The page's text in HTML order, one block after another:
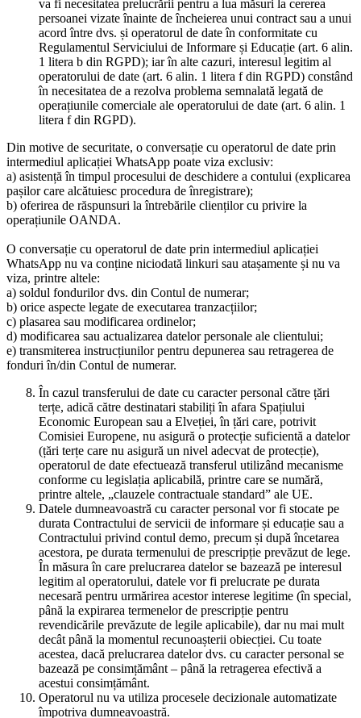
va fi necesitatea prelucrării pentru a lua măsuri la cererea
persoanei vizate înainte de încheierea unui contract sau a unui
acord între dvs. și operatorul de date în conformitate cu
Regulamentul Serviciului de Informare și Educație (art. 6 alin.
1 litera b din RGPD); iar în alte cazuri, interesul legitim al
operatorului de date (art. 6 alin. 1 litera f din RGPD) constând
în necesitatea de a rezolva problema semnalată legată de
operațiunile comerciale ale operatorului de date (art. 6 alin. 1
litera f din RGPD).
Din motive de securitate, o conversație cu operatorul de date prin
intermediul aplicației WhatsApp poate viza exclusiv:
a) asistență în timpul procesului de deschidere a contului (explicarea
pașilor care alcătuiesc procedura de înregistrare);
b) oferirea de răspunsuri la întrebările clienților cu privire la
operațiunile OANDA.
O conversație cu operatorul de date prin intermediul aplicației
WhatsApp nu va conține niciodată linkuri sau atașamente și nu va
viza, printre altele:
a) soldul fondurilor dvs. din Contul de numerar;
b) orice aspecte legate de executarea tranzacțiilor;
c) plasarea sau modificarea ordinelor;
d) modificarea sau actualizarea datelor personale ale clientului;
e) transmiterea instrucțiunilor pentru depunerea sau retragerea de
fonduri în/din Contul de numerar.
În cazul transferului de date cu caracter personal către țări
terțe, adică către destinatari stabiliți în afara Spațiului
Economic European sau a Elveției, în țări care, potrivit
Comisiei Europene, nu asigură o protecție suficientă a datelor
(țări terțe care nu asigură un nivel adecvat de protecție),
operatorul de date efectuează transferul utilizând mecanisme
conforme cu legislația aplicabilă, printre care se numără,
printre altele, „clauzele contractuale standard” ale UE.
Datele dumneavoastră cu caracter personal vor fi stocate pe
durata Contractului de servicii de informare și educație sau a
Contractului privind contul demo, precum și după încetarea
acestora, pe durata termenului de prescripție prevăzut de lege.
În măsura în care prelucrarea datelor se bazează pe interesul
legitim al operatorului, datele vor fi prelucrate pe durata
necesară pentru urmărirea acestor interese legitime (în special,
până la expirarea termenelor de prescripție pentru
revendicările prevăzute de legile aplicabile), dar nu mai mult
decât până la momentul recunoașterii obiecției. Cu toate
acestea, dacă prelucrarea datelor dvs. cu caracter personal se
bazează pe consimțământ – până la retragerea efectivă a
acestui consimțământ.
Operatorul nu va utiliza procesele decizionale automatizate
împotriva dumneavoastră.